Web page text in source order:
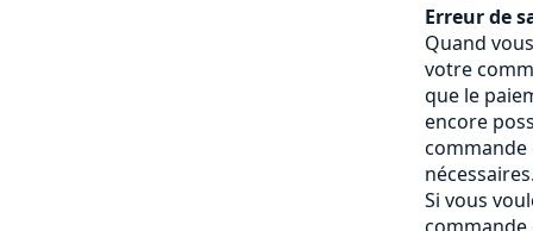
Erreur de
Quand
votre
que le
encore
commande
Si vous